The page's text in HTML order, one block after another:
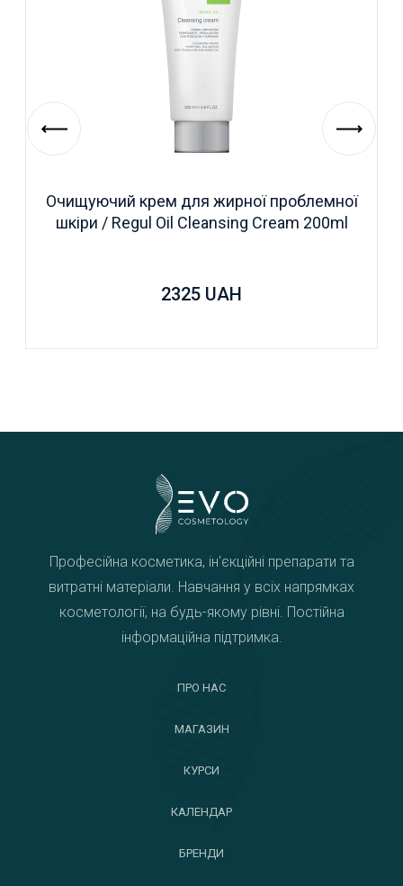
Очищуючий крем для жирної проблемної
шкіри / Regul Oil Cleansing Cream 200ml
2325 UAH
Професійна косметика, ін'єкційні препарати та
витратні матеріали. Навчання у всіх напрямках
косметології, на будь-якому рівні. Постійна
інформаційна підтримка.
ПРО НАС
МАГАЗИН
КУРСИ
КАЛЕНДАР
БРЕНДИ